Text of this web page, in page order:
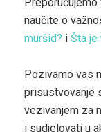
naučite o
muršid? i Šta je
Pozivamo vas
prisustvovanje
vezivanjem za
i sudjelovati u